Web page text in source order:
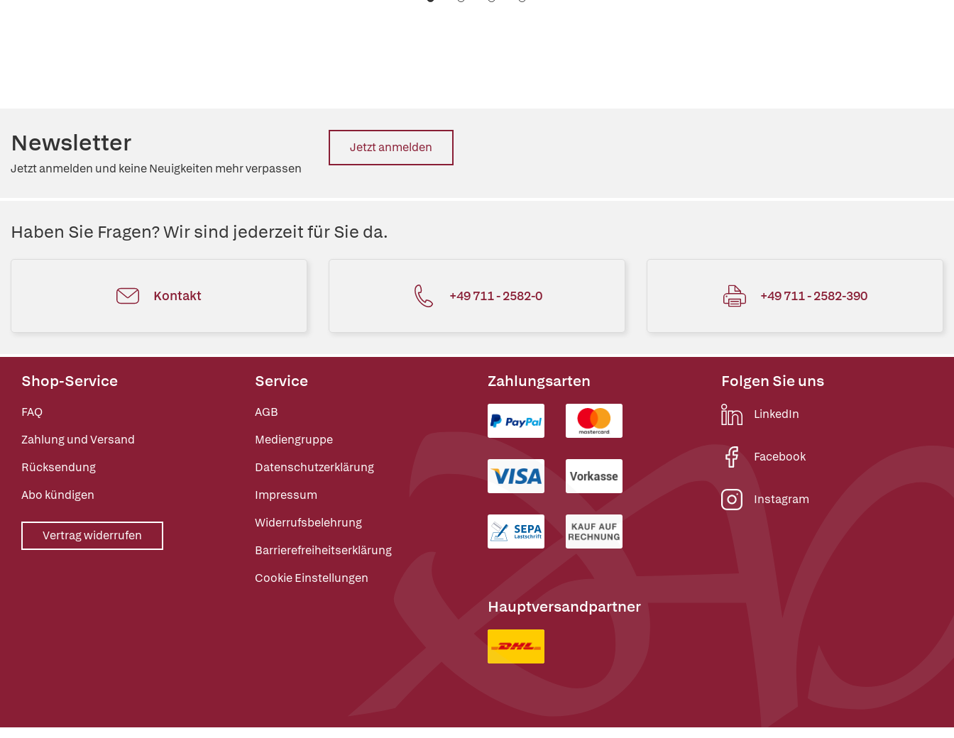
Newsletter
Jetzt anmelden und keine Neuigkeiten mehr verpassen
Jetzt anmelden
Haben Sie Fragen? Wir sind jederzeit für Sie da.
Kontakt +49 711 - 2582-0 +49 711 - 2582-390
Shop-Service
FAQ
Zahlung und Versand
Rücksendung
Abo kündigen
Vertrag widerrufen
Service
AGB
Mediengruppe
Datenschutzerklärung
Impressum
Widerrufsbelehrung
Barrierefreiheitserklärung
Cookie Einstellungen
Zahlungsarten
Hauptversandpartner
Folgen Sie uns
LinkedIn
Facebook
Instagram